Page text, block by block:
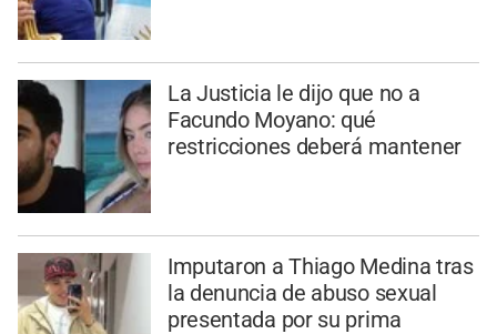
La Justicia le dijo que no a
Facundo Moyano: qué
restricciones deberá mantener
Imputaron a Thiago Medina tras
la denuncia de abuso sexual
presentada por su prima